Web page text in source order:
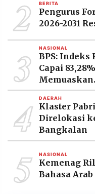
2 BERITA
Pengurus
2026-2031
3 NASIONAL
BPS: Indeks
Capai
Memuaskan.
4 DAERAH
Klaster
Direlokasi
Bangkalan
5 NASIONAL
Kemenag
Bahasa